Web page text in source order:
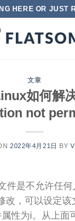
HERE OR JUST
文章
如何解
not
2022年4月21日 BY
件是不允许任何
改，可以设定该
属性为i。从上面